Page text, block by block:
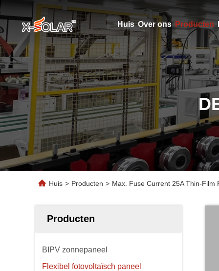
Huis Over ons Producten
Huis > Producten > Max. Fuse Current 25A Thin-Film
Producten
BIPV zonnepaneel
Flexibel fotovoltaïsch paneel